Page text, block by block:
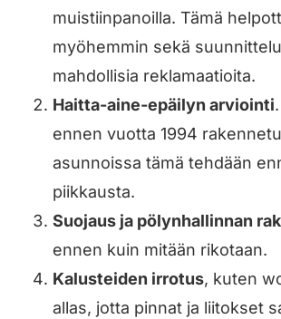
muistiinpanoilla. Tämä
myöhemmin sekä
mahdollisia reklamaatioita.
Haitta-aine-epäilyn arviointi
ennen vuotta 1994
asunnoissa tämä tehdään
piikkausta.
Suojaus ja pölynhallinnan
ennen kuin mitään rikotaan.
Kalusteiden irrotus, kuten
allas, jotta pinnat ja liitokset